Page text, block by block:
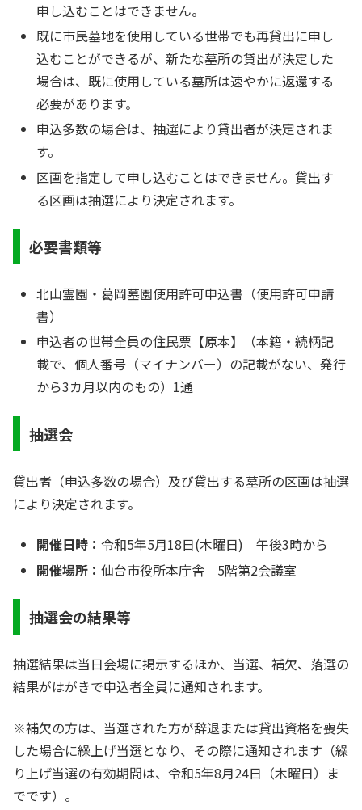
申し込むことはできません。
既に市民墓地を使用している世帯でも再貸出に申し
込むことができるが、新たな墓所の貸出が決定した
場合は、既に使用している墓所は速やかに返還する
必要があります。
申込多数の場合は、抽選により貸出者が決定されま
す。
区画を指定して申し込むことはできません。貸出す
る区画は抽選により決定されます。
必要書類等
北山霊園・葛岡墓園使用許可申込書（使用許可申請
書）
申込者の世帯全員の住民票【原本】（本籍・続柄記
載で、個人番号（マイナンバー）の記載がない、発行
から3カ月以内のもの）1通
抽選会
貸出者（申込多数の場合）及び貸出する墓所の区画は抽選
により決定されます。
開催日時：令和5年5月18日(木曜日) 午後3時から
開催場所：仙台市役所本庁舎 5階第2会議室
抽選会の結果等
抽選結果は当日会場に掲示するほか、当選、補欠、落選の
結果がはがきで申込者全員に通知されます。
※補欠の方は、当選された方が辞退または貸出資格を喪失
した場合に繰上げ当選となり、その際に通知されます（繰
り上げ当選の有効期間は、令和5年8月24日（木曜日）ま
でです）。